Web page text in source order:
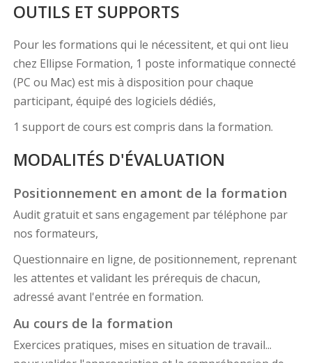
OUTILS ET SUPPORTS
Pour les formations qui le nécessitent, et qui ont lieu
chez Ellipse Formation, 1 poste informatique connecté
(PC ou Mac) est mis à disposition pour chaque
participant, équipé des logiciels dédiés,
1 support de cours est compris dans la formation.
MODALITÉS D'ÉVALUATION
Positionnement en amont de la formation
Audit gratuit et sans engagement par téléphone par
nos formateurs,
Questionnaire en ligne, de positionnement, reprenant
les attentes et validant les prérequis de chacun,
adressé avant l'entrée en formation.
Au cours de la formation
Exercices pratiques, mises en situation de travail...